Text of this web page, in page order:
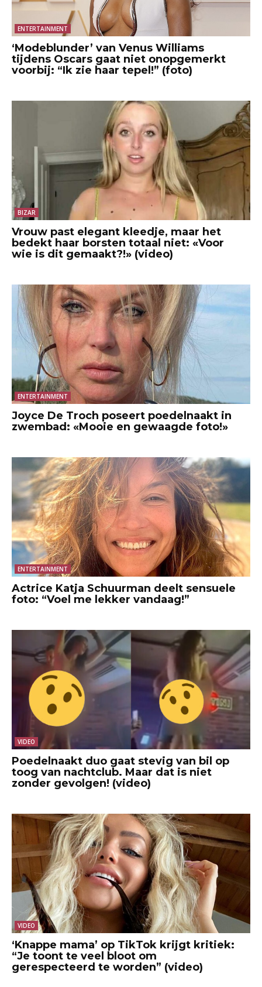
ENTERTAINMENT
‘Modeblunder’ van Venus Williams
tijdens Oscars gaat niet onopgemerkt
voorbij: “Ik zie haar tepel!” (foto)
BIZAR
Vrouw past elegant kleedje, maar het
bedekt haar borsten totaal niet: «Voor
wie is dit gemaakt?!» (video)
ENTERTAINMENT
Joyce De Troch poseert poedelnaakt in
zwembad: «Mooie en gewaagde foto!»
ENTERTAINMENT
Actrice Katja Schuurman deelt sensuele
foto: “Voel me lekker vandaag!”
VIDEO
Poedelnaakt duo gaat stevig van bil op
toog van nachtclub. Maar dat is niet
zonder gevolgen! (video)
VIDEO
‘Knappe mama’ op TikTok krijgt kritiek:
“Je toont te veel bloot om
gerespecteerd te worden” (video)